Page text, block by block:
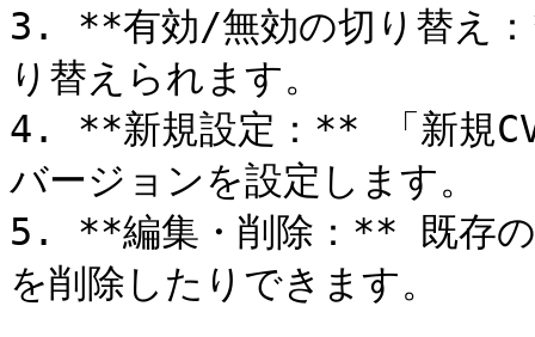
3. **有効/無効の切り替え：
り替えられます。
4. **新規設定：** 「新規CV
バージョンを設定します。
5. **編集・削除：** 既存の
を削除したりできます。